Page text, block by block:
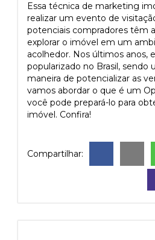
Essa técnica de marketing
realizar um evento de
potenciais compradores têm
explorar o imóvel em um
acolhedor. Nos últimos anos,
popularizado no Brasil, sendo
maneira de potencializar as
vamos abordar o que é um
você pode prepará-lo para
imóvel. Confira!
Compartilhar: